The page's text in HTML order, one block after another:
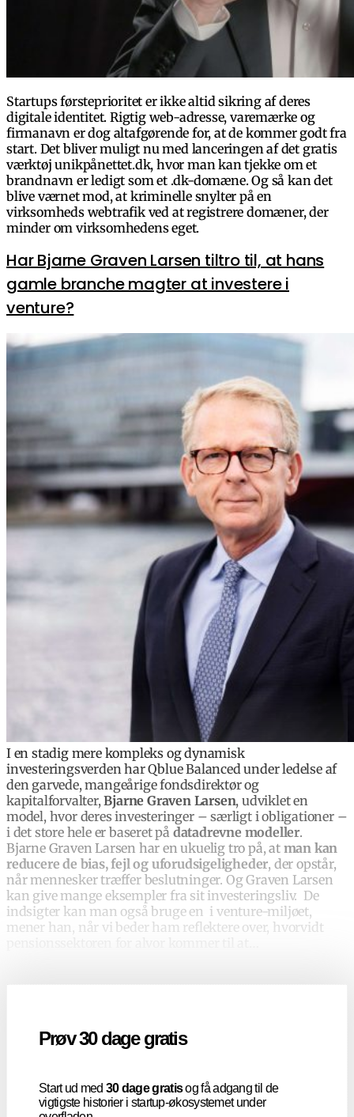
Startups førsteprioritet er ikke altid sikring af deres
digitale identitet. Rigtig web-adresse, varemærke og
firmanavn er dog altafgørende for, at de kommer godt fra
start. Det bliver muligt nu med lanceringen af det gratis
værktøj unikpånettet.dk, hvor man kan tjekke om et
brandnavn er ledigt som et .dk-domæne. Og så kan det
blive værnet mod, at kriminelle snylter på en
virksomheds webtrafik ved at registrere domæner, der
minder om virksomhedens eget.
Har Bjarne Graven Larsen tiltro til, at hans
gamle branche magter at investere i
venture?
I en stadig mere kompleks og dynamisk
investeringsverden har Qblue Balanced under ledelse af
den garvede, mangeårige fondsdirektør og
kapitalforvalter,Bjarne Graven Larsen, udviklet en
model, hvor deres investeringer – særligt i obligationer –
i det store hele er baseret på datadrevne modeller.
Bjarne Graven Larsen har en ukuelig tro på, at man kan
reducere de bias, fejl og uforudsigeligheder, der opstår,
når mennesker træffer beslutninger. Og Graven Larsen
kan give mange eksempler fra sit investeringsliv. De
indsigter kan man også bruge en i venture-miljøet,
mener han, når vi beder ham reflektere over, hvorvidt
Prøv 30 dage gratis
Start ud med 30 dage gratisog få adgang til de
vigtigste historier i startup-økosystemet under